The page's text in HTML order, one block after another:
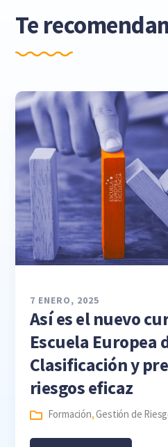
Te
7 ENERO, 2025
Así es el nuevo
Escuela Europea
Clasificación y
riesgos eficaz
Formación,Gestión de